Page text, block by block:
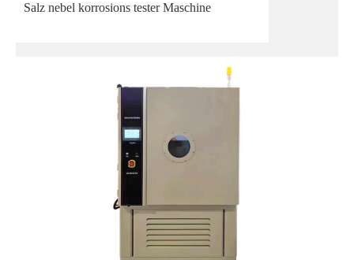
Salz nebel korrosions tester Maschine